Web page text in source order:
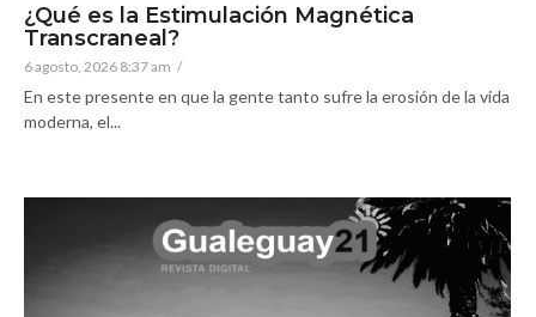
¿Qué es la Estimulación Magnética
Transcraneal?
6 agosto, 2026 8:37 am /
En este presente en que la gente tanto sufre la erosión de la vida
moderna, el...